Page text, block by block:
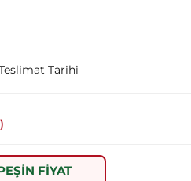
Tarihi
FİYAT